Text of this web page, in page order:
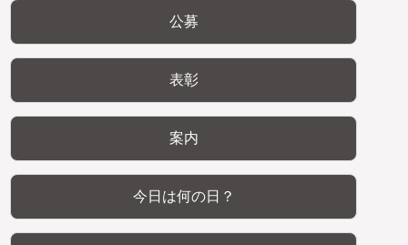
公募
表彰
案内
今日は何の日？